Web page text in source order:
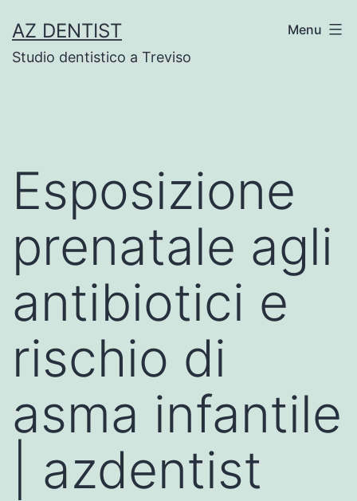
to
content
AZ DENTIST
Studio dentistico a Treviso
Menu
Esposizione
prenatale agli
antibiotici e
rischio di
asma infantile
| azdentist